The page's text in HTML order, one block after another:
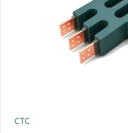
СТС